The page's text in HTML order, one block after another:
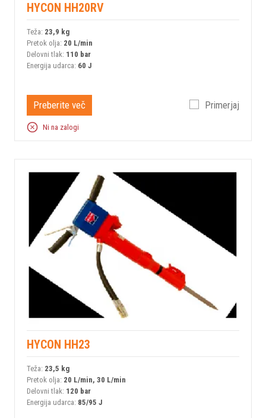
HYCON HH20RV
Teža: 23,9 kg
Pretok olja: 20 L/min
Delovni tlak: 110 bar
Energija udarca: 60 J
Preberite več Primerjaj
Ni na zalogi
HYCON HH23
Teža: 23,5 kg
Pretok olja: 20 L/min, 30 L/min
Delovni tlak: 120 bar
Energija udarca: 85/95 J